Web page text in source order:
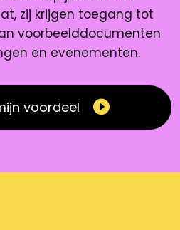
zij krijgen toegang tot
voorbeelddocumenten
en evenementen.
voordeel